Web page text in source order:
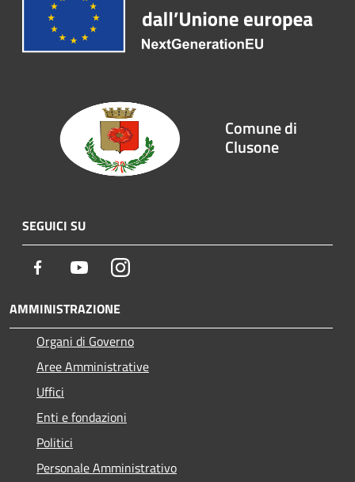
Comune di
Clusone
SEGUICI SU
Facebook YoutubeInstagram
AMMINISTRAZIONE
Organi di Governo
Aree Amministrative
Uffici
Enti e fondazioni
Politici
Personale Amministrativo